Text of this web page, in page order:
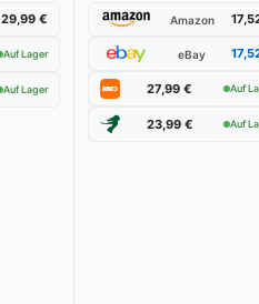
29,99 €
Auf Lager
Auf Lager
Amazon
eBay
27,99 € Auf
23,99 € Auf